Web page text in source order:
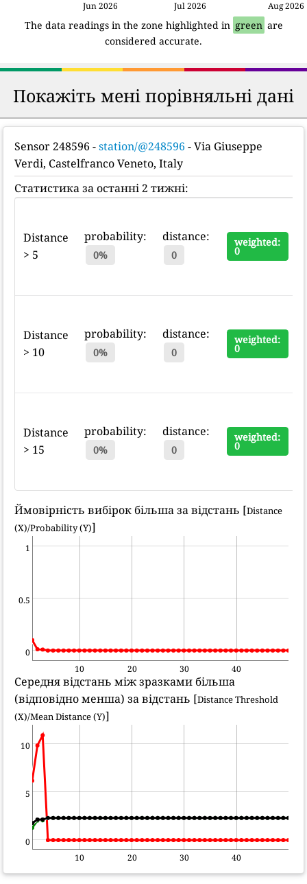
Jun 2026 Jul 2026 Aug 2026
The data readings in the zone highlighted in green are
considered accurate.
Покажіть мені порівняльні дані
Sensor 248596 -station/@248596 - Via Giuseppe
Verdi, Castelfranco Veneto, Italy
Статистика за останні 2 тижні:
Distance
> 5
probability:
0%
distance:
0
weighted:
0
Distance
> 10
probability:
0%
distance:
0
weighted:
0
Distance
> 15
probability:
0%
distance:
0
weighted:
0
Ймовірність вибірок більша за відстань [Distance
(X)/Probability (Y)]
0
0.5
1
10 20 30 40
Середня відстань між зразками більша
(відповідно менша) за відстань [Distance Threshold
(X)/Mean Distance (Y)]
0
5
10
10 20 30 40